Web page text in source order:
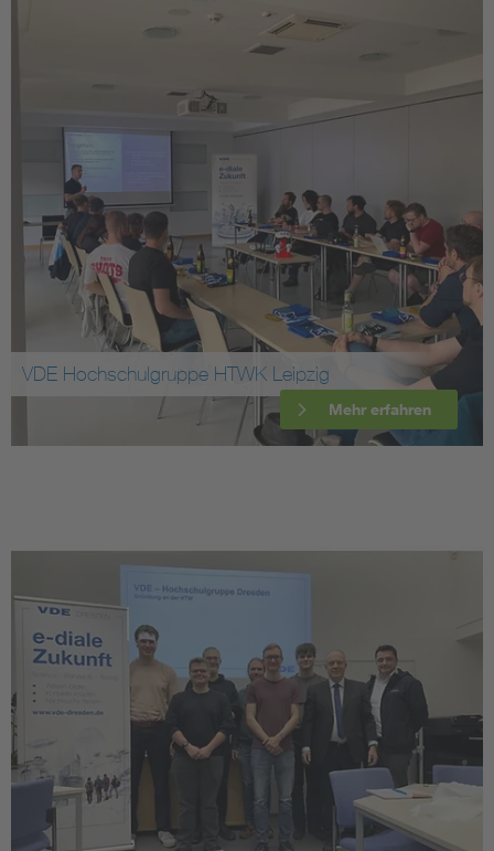
VDE Hochschulgruppe HTWK Leipzig
Mehr erfahren